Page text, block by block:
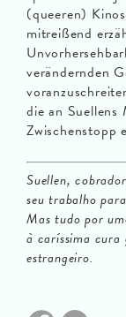
(queeren)
mitreißend
verändernden
die an Suellens
Zwischenstopp
Suellen,
seu trabalho
Mas tudo por
à caríssima
estrangeiro.